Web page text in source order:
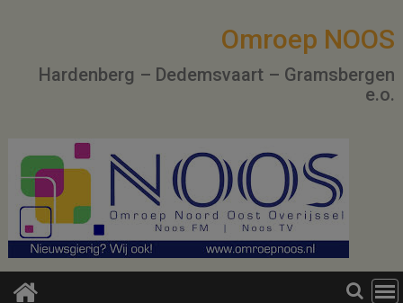
Omroep NOOS
Hardenberg – Dedemsvaart – Gramsbergen
e.o.